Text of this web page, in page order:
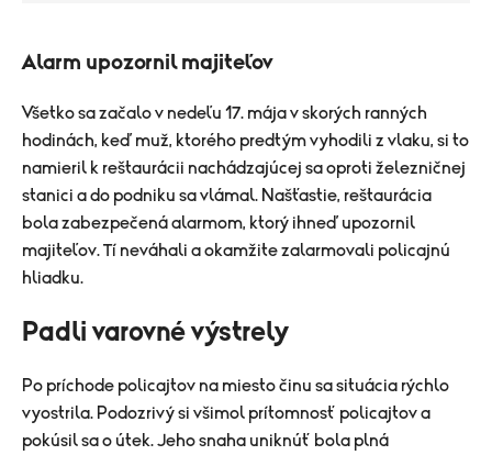
Alarm upozornil majiteľov
Všetko sa začalo v nedeľu 17. mája v skorých ranných
hodinách, keď muž, ktorého predtým vyhodili z vlaku, si to
namieril k reštaurácii nachádzajúcej sa oproti železničnej
stanici a do podniku sa vlámal. Našťastie, reštaurácia
bola zabezpečená alarmom, ktorý ihneď upozornil
majiteľov. Tí neváhali a okamžite zalarmovali policajnú
hliadku.
Padli varovné výstrely
Po príchode policajtov na miesto činu sa situácia rýchlo
vyostrila. Podozrivý si všimol prítomnosť policajtov a
pokúsil sa o útek. Jeho snaha uniknúť bola plná